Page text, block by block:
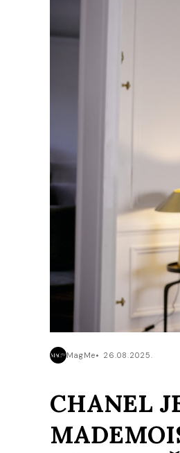
MagMe 26.08.2025.
CHANEL